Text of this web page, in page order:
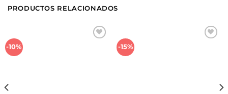
PRODUCTOS RELACIONADOS
-10% -15%